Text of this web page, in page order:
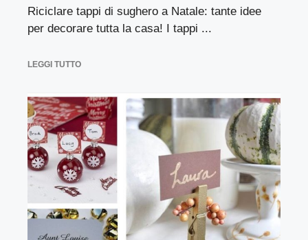
Riciclare tappi di sughero a Natale: tante idee
per decorare tutta la casa! I tappi ...
LEGGI TUTTO